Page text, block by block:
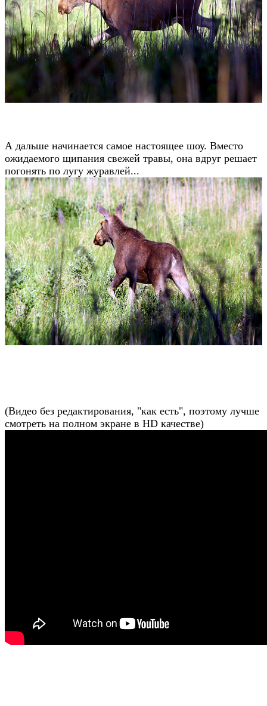
А дальше начинается самое настоящее шоу. Вместо
ожидаемого щипания свежей травы, она вдруг решает
погонять по лугу журавлей...
(Видео без редактирования, "как есть", поэтому лучше
смотреть на полном экране в HD качестве)